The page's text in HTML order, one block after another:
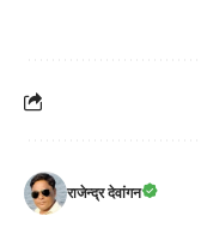
राजेन्द्र देवांगन